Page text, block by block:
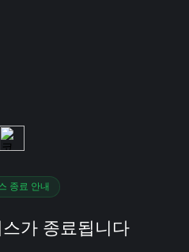
종료 안내
가 종료됩니다